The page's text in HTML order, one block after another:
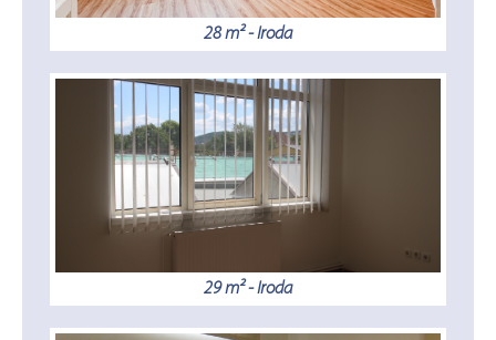
28 m² - Iroda
29 m² - Iroda